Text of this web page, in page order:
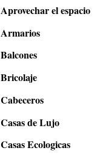
Aprovechar el espacio
Armarios
Balcones
Bricolaje
Cabeceros
Casas de Lujo
Casas Ecologicas